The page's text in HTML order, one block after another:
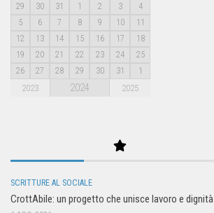
29
30 31 1 2 3
4
5
6 7 8 9 10
11
12
13 14 15 16 17
18
19
20 21 22 23 24
25
26
27 28 29 30 31 1
2023 2024 2025
SCRITTURE AL SOCIALE
CrottAbile: un progetto che unisce lavoro e dignità